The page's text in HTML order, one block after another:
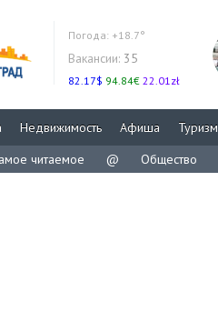
Погода: +18.7°
Вакансии: 35
82.17$ 94.84€ 22.01zł
Недвижимость Афиша Туризм
читаемое @ Общество